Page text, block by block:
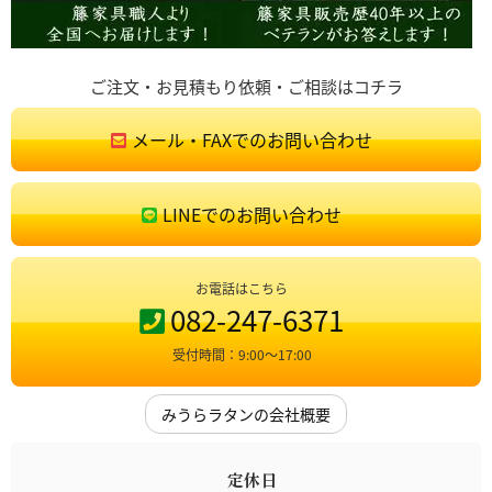
ご注文・お見積もり依頼・ご相談はコチラ
メール・FAXでのお問い合わせ
LINEでのお問い合わせ
お電話はこちら
082-247-6371
受付時間：9:00〜17:00
みうらラタンの会社概要
定休日